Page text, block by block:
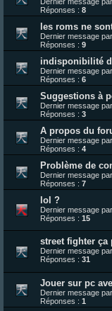
Réponses : 8
les roms ne
Dernier message par
Réponses : 9
indisponibilité
Dernier message par
Réponses : 6
Suggestions à
Dernier message par
Réponses : 3
A propos du
Dernier message par
Réponses : 4
Problème de
Dernier message par
Réponses : 7
lol ?
Dernier message par
Réponses : 15
street fighter ça
Dernier message par
Réponses : 31
Jouer sur pc
Dernier message par
Réponses : 1